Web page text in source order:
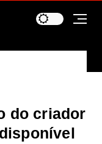
Comunidade
do criador